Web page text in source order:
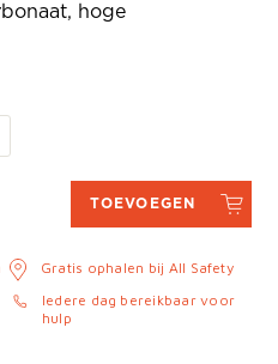
hoge
TOEVOEGEN
Gratis ophalen bij All Safety
Iedere dag bereikbaar voor
hulp